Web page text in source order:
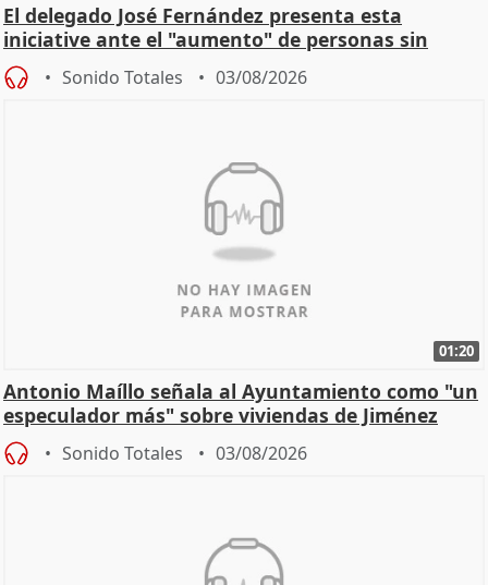
El delegado José Fernández presenta esta
iniciative ante el "aumento" de personas sin
hogar en Madri
Sonido Totales 03/08/2026
01:20
Antonio Maíllo señala al Ayuntamiento como "un
especulador más" sobre viviendas de Jiménez
Becerril
Sonido Totales 03/08/2026